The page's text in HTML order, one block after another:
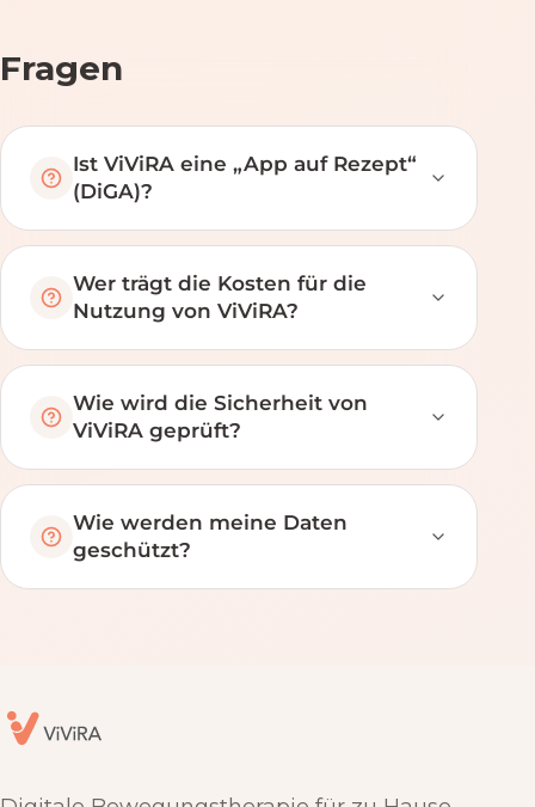
Fragen
Ist ViViRA eine „App auf Rezept“
(DiGA)?
Wer trägt die Kosten für die
Nutzung von ViViRA?
Wie wird die Sicherheit von
ViViRA geprüft?
Wie werden meine Daten
geschützt?